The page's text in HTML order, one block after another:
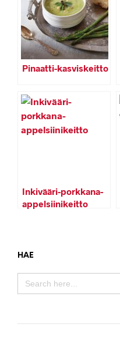
Pinaatti-kasviskeitto
Inkivääri-porkkana-
appelsiinikeitto
HAE
SEARCH
FOR: